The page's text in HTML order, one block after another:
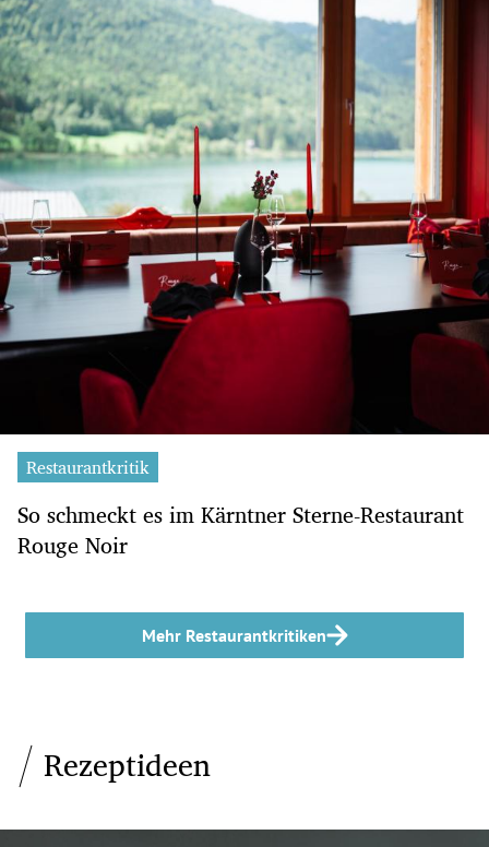
Restaurantkritik
So schmeckt es im Kärntner Sterne-Restaurant
Rouge Noir
Mehr Restaurantkritiken
Rezeptideen